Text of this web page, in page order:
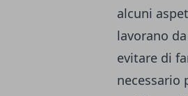
alcuni
lavorano
evitare di
necessario